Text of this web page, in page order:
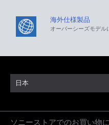
海外仕様製品
オーバーシーズモデ
日本
ソニーストアでのお買い物